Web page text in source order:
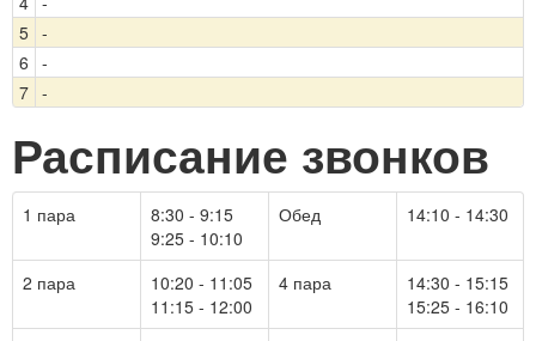
5 -
6 -
7 -
Расписание звонков
1 пара
8:30 - 9:15
9:25 - 10:10
Обед 14:10 - 14:30
2 пара
10:20 - 11:05
11:15 - 12:00
4 пара
14:30 - 15:15
15:25 - 16:10